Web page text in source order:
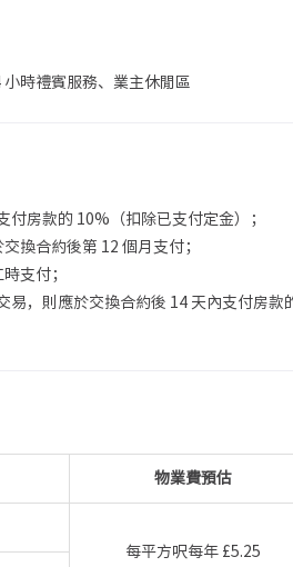
時禮賓服務、業主休閒區
付房款的 10%（扣除已支付定金）；
換合約後第 12 個月支付；
支付；
易，則應於交換合約後 14 天內支付房款
物業費預估
每平方呎每年 £5.25